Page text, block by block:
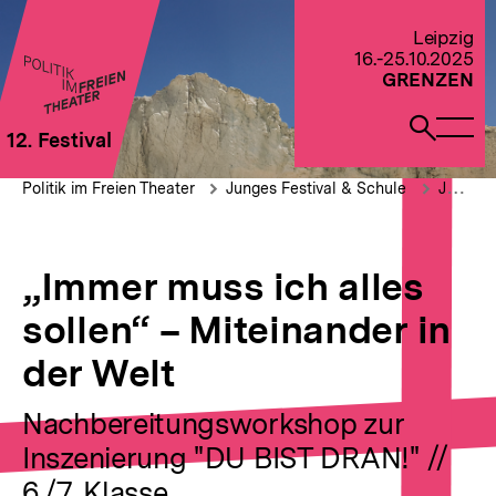
Direkt
zum
Seiteninhalt
springen
12. Festival
Leipzig
16.-25.10.2025
GRENZEN
öffnen
„Immer
sollen“
Miteinander
Welt
Brotkrümelnavigation
Pfadnavigation
Politik im Freien Theater Junges Festival & Schule JUNGES FESTIVAL: Schule & Lehrkräfte
„Immer muss ich alles
sollen“ – Miteinander in
der Welt
Nachbereitungsworkshop zur
Inszenierung "DU BIST DRAN!" //